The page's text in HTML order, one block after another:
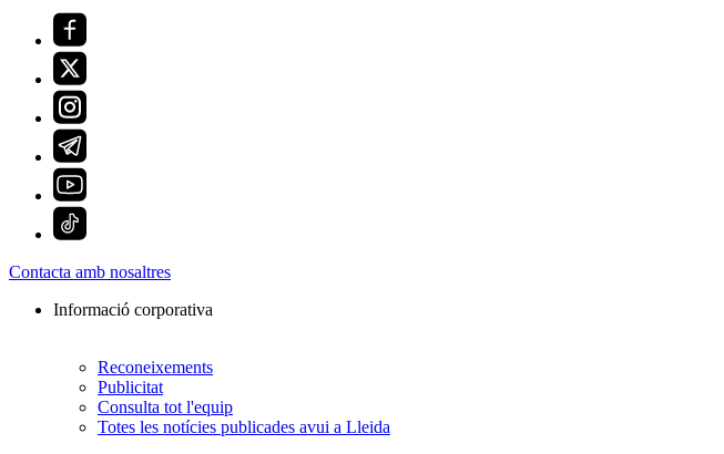
Contacta amb nosaltres
Informació corporativa
Reconeixements
Publicitat
Consulta tot l'equip
Totes les notícies publicades avui a Lleida